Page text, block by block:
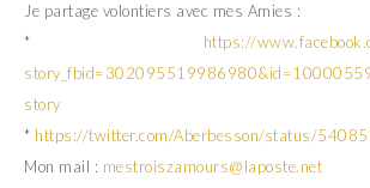
Je partage volontiers avec mes Amies :
* https://
story
* https://twitter.com/Aberbesson/status/
Mon mail : mestroiszamours@laposte.net